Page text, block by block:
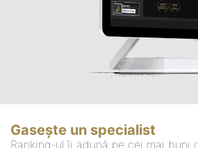
Gasește un specialist
Ranking-ul îi adună pe cei mai buni